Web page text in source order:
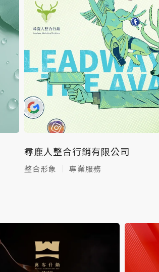
尋鹿人整合行銷有限公司
整合形象 專業服務